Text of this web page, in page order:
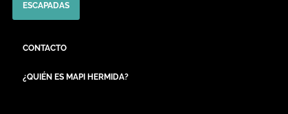
ESCAPADAS
CONTACTO
¿QUIÉN ES MAPI HERMIDA?